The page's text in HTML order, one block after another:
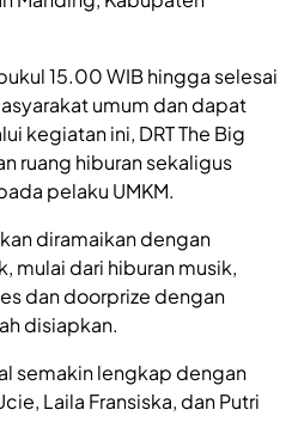
15.00 WIB hingga selesai
umum dan dapat
kegiatan ini, DRT The Big
ruang hiburan sekaligus
pelaku UMKM.
diramaikan dengan
mulai dari hiburan musik,
dan doorprize dengan
disiapkan.
semakin lengkap dengan
Laila Fransiska, dan Putri